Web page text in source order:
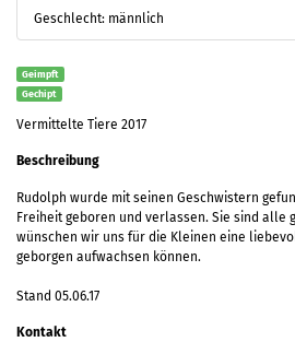
Geschlecht: männlich
Geimpft
Gechipt
Vermittelte Tiere 2017
Beschreibung
Rudolph wurde mit seinen Geschwistern
Freiheit geboren und verlassen. Sie sind alle
wünschen wir uns für die Kleinen eine
geborgen aufwachsen können.
Stand 05.06.17
Kontakt